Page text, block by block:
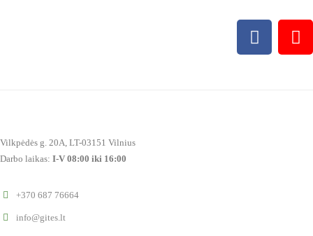
Vilkpėdės g. 20A, LT-03151 Vilnius
Darbo laikas: I-V 08:00 iki 16:00
+370 687 76664
info@gites.lt